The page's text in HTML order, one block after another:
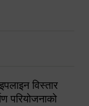
विस्तार
परियोजनाको